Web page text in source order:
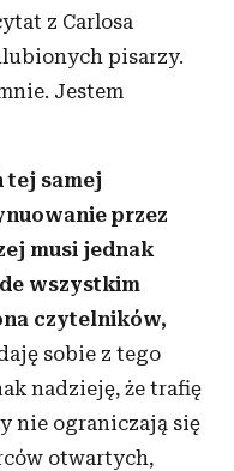
z Carlosa
pisarzy.
Jestem
tej samej
przez
musi jednak
wszystkim
czytelników,
sobie z tego
nadzieję, że trafię
nie ograniczają się
otwartych,